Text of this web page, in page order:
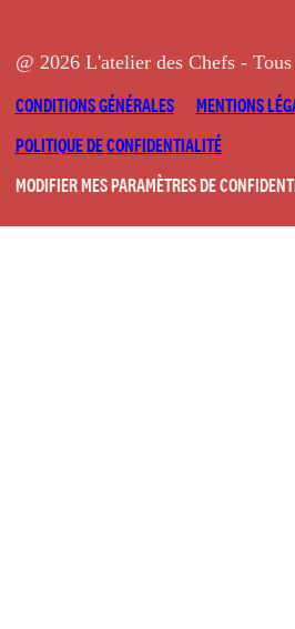
@ 2026 L'atelier des Chefs -
CONDITIONS GÉNÉRALES
MENTIONS
POLITIQUE DE CONFIDENTIALITÉ
MODIFIER MES PARAMÈTRES DE